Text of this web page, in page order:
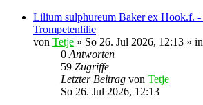
Lilium sulphureum Baker ex Hook.f.
Trompetenlilie
von Tetje » So 26. Jul 2026, 12:13 » in
0 Antworten
59 Zugriffe
Letzter Beitrag von Tetje
So 26. Jul 2026, 12:13